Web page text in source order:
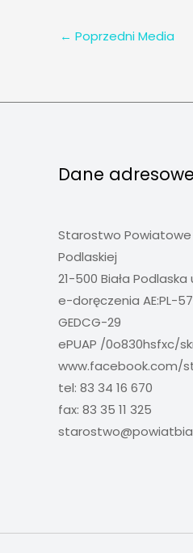
← Poprzedni Media
Dane adresowe
Starostwo Powiatowe
Podlaskiej
21-500 Biała Podlaska
e-doręczenia AE:PL-
GEDCG-29
ePUAP /0o830hsfxc/
www.facebook.com/
tel: 83 34 16 670
fax: 83 35 11 325